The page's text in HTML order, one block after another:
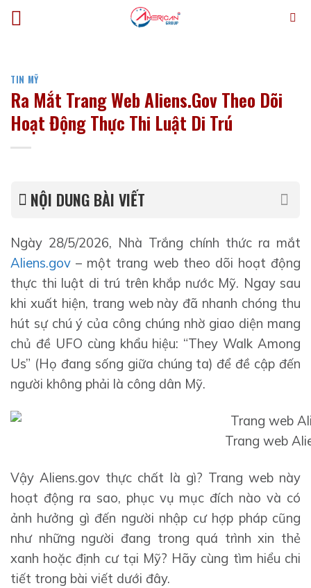
Bỏ
qua
TIN MỸ
Ra Mắt Trang Web Aliens.Gov Theo Dõi
Hoạt Động Thực Thi Luật Di Trú
NỘI DUNG BÀI VIẾT
Ngày 28/5/2026, Nhà Trắng chính thức ra mắt
Aliens.gov – một trang web theo dõi hoạt động
thực thi luật di trú trên khắp nước Mỹ. Ngay sau
khi xuất hiện, trang web này đã nhanh chóng thu
hút sự chú ý của công chúng nhờ giao diện mang
chủ đề UFO cùng khẩu hiệu: “They Walk Among
Us” (Họ đang sống giữa chúng ta) để đề cập đến
người không phải là công dân Mỹ.
Trang web
Vậy Aliens.gov thực chất là gì? Trang web này
hoạt động ra sao, phục vụ mục đích nào và có
ảnh hưởng gì đến người nhập cư hợp pháp cũng
như những người đang trong quá trình xin thẻ
xanh hoặc định cư tại Mỹ? Hãy cùng tìm hiểu chi
tiết trong bài viết dưới đây.